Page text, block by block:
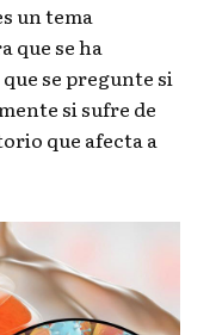
un tema
que se ha
se pregunte si
si sufre de
que afecta a